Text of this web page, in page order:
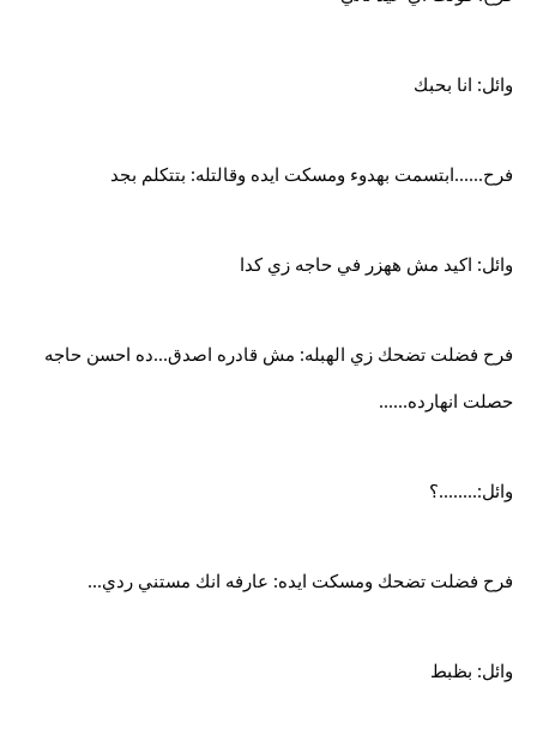
وائل: انا بحبك
فرح......ابتسمت بهدوء ومسكت ايده وقالتله: بتتكلم بجد
وائل: اكيد مش ههزر في حاجه زي كدا
فرح فضلت تضحك زي الهبله: مش قادره اصدق...ده احسن حاجه
حصلت انهارده......
وائل:........؟
فرح فضلت تضحك ومسكت ايده: عارفه انك مستني ردي...
وائل: بظبط